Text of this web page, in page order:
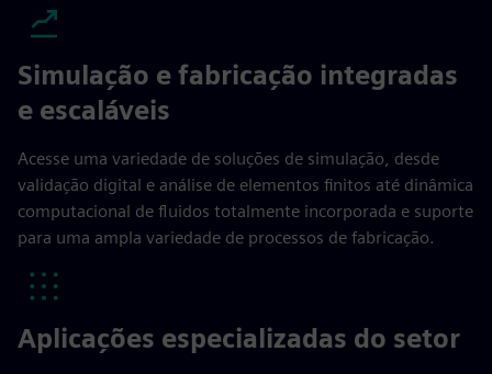
Simulação e fabricação integradas
e escaláveis
Acesse uma variedade de soluções de simulação, desde
validação digital e análise de elementos finitos até dinâmica
computacional de fluidos totalmente incorporada e suporte
para uma ampla variedade de processos de fabricação.
Aplicações especializadas do setor